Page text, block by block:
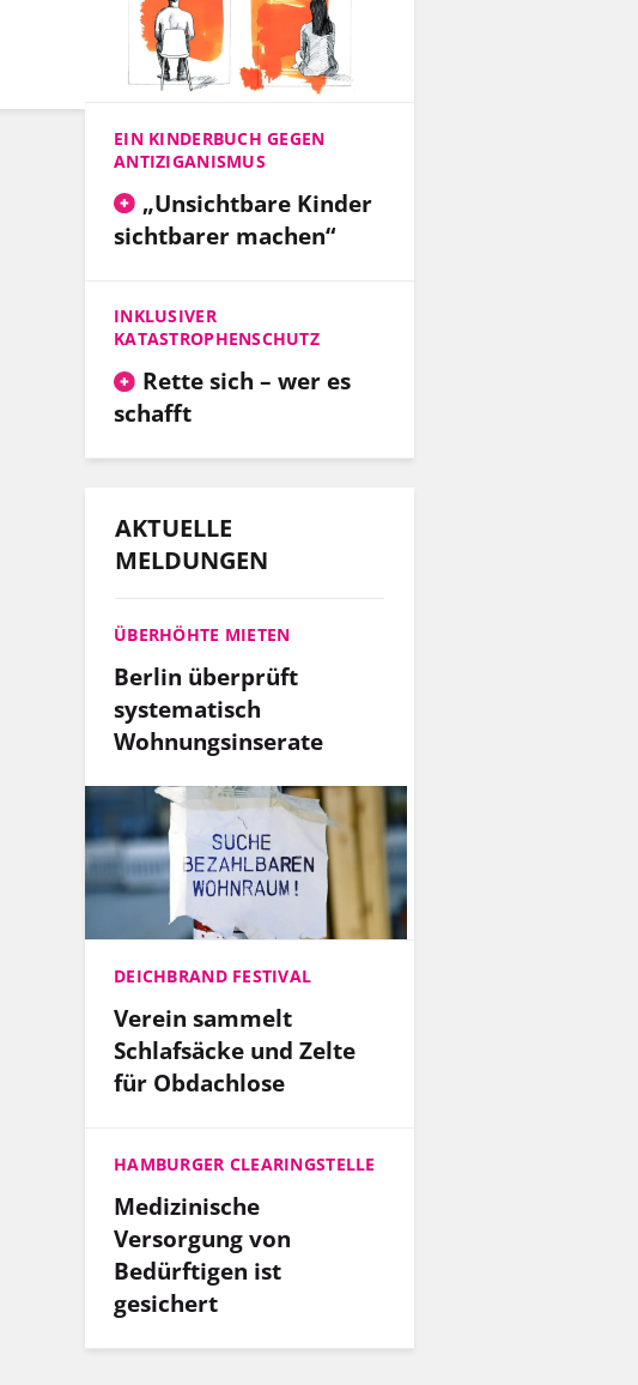
EIN KINDERBUCH GEGEN
ANTIZIGANISMUS
„Unsichtbare Kinder
sichtbarer machen“
INKLUSIVER
KATASTROPHENSCHUTZ
Rette sich – wer es
schafft
AKTUELLE
MELDUNGEN
ÜBERHÖHTE MIETEN
Berlin überprüft
systematisch
Wohnungsinserate
DEICHBRAND FESTIVAL
Verein sammelt
Schlafsäcke und Zelte
für Obdachlose
HAMBURGER CLEARINGSTELLE
Medizinische
Versorgung von
Bedürftigen ist
gesichert